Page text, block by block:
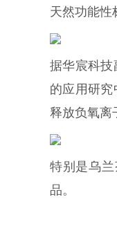
天然功能性
据华宸科技
的应用研究
释放负氧离
特别是乌
品。